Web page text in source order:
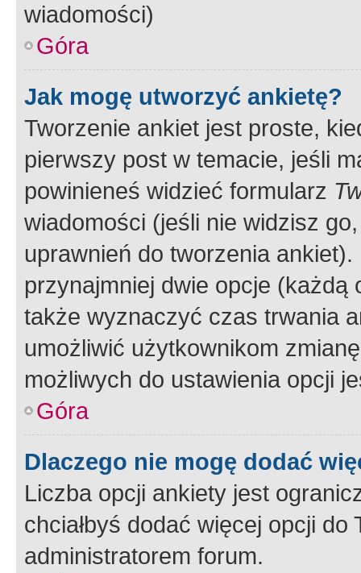
wiadomości)
Góra
Jak mogę utworzyć ankietę?
Tworzenie ankiet jest proste,
pierwszy post w temacie, jeśli
powinieneś widzieć formularz
wiadomości (jeśli nie widzisz
uprawnień do tworzenia
przynajmniej dwie opcje
także wyznaczyć czas trwania
umożliwić użytkownikom
możliwych do ustawienia opcji
Góra
Dlaczego nie mogę dodać
Liczba opcji ankiety jest
chciałbyś dodać więcej opcji
administratorem forum.